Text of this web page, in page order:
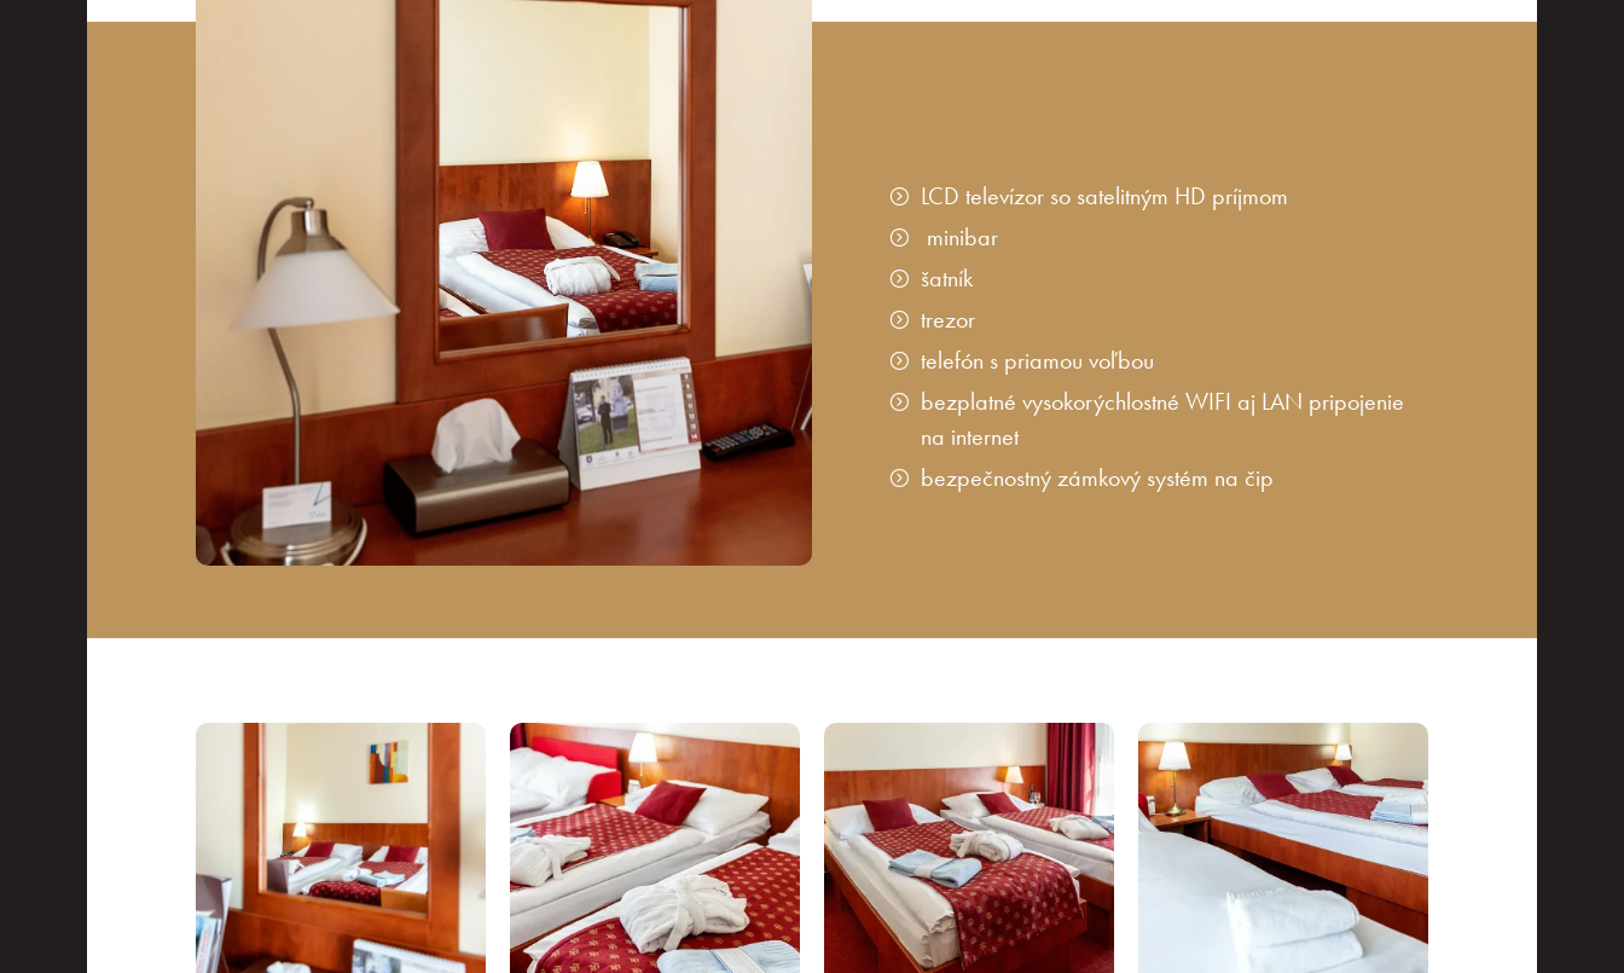
Eventy a teambuildingy
Priestory & služby
Gastronómia
Aquapark & Spa
LCD televízor so satelitným HD príjmom
minibar
šatník
trezor
telefón s priamou voľbou
bezplatné vysokorýchlostné WIFI aj LAN pripojenie
na internet
bezpečnostný zámkový systém na čip